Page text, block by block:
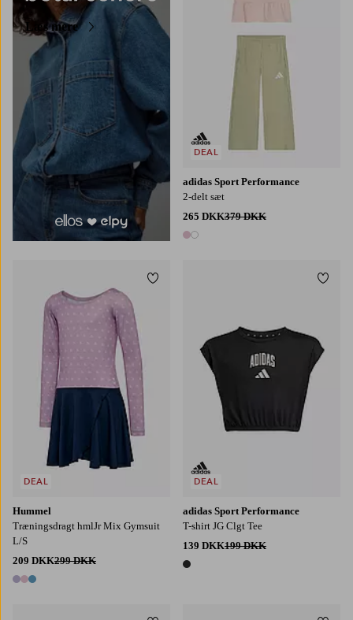
Læs mere
adidas Sport Performance
2-delt sæt
265 DKK379 DKK
2 farver
DEAL
Hummel
Træningsdragt hmlJr Mix Gymsuit
L/S
209 DKK299 DKK
3 farver
DEAL
Tilføj til favoritter
adidas Sport Performance
T-shirt JG Clgt Tee
139 DKK199 DKK
1 farve
DEAL